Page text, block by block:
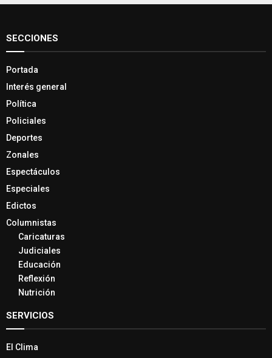
SECCIONES
Portada
Interés general
Política
Policiales
Deportes
Zonales
Espectáculos
Especiales
Edictos
Columnistas
Caricaturas
Judiciales
Educación
Reflexión
Nutrición
SERVICIOS
El Clima